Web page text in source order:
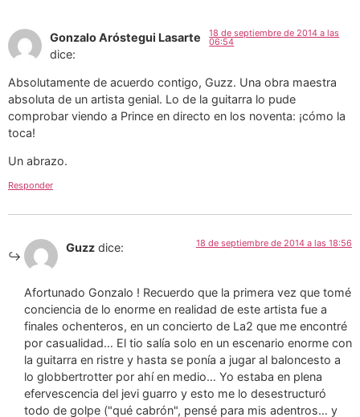
Gonzalo Aróstegui Lasarte
dice:
18 de septiembre de 2014 a las
06:54
Absolutamente de acuerdo contigo, Guzz. Una obra maestra
absoluta de un artista genial. Lo de la guitarra lo pude
comprobar viendo a Prince en directo en los noventa: ¡cómo la
toca!
Un abrazo.
Responder
Guzz dice: 18 de septiembre de 2014 a las 18:56
Afortunado Gonzalo ! Recuerdo que la primera vez que tomé
conciencia de lo enorme en realidad de este artista fue a
finales ochenteros, en un concierto de La2 que me encontré
por casualidad… El tio salía solo en un escenario enorme con
la guitarra en ristre y hasta se ponía a jugar al baloncesto a
lo globbertrotter por ahí en medio… Yo estaba en plena
efervescencia del jevi guarro y esto me lo desestructuró
todo de golpe ("qué cabrón", pensé para mis adentros… y